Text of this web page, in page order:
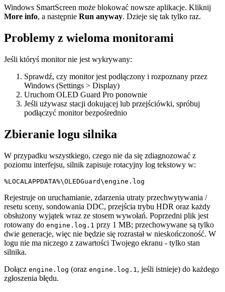
Windows SmartScreen może blokować nowsze aplikacje. Kliknij
More info, a następnie Run anyway. Dzieje się tak tylko raz.
Problemy z wieloma monitorami
Jeśli któryś monitor nie jest wykrywany:
Sprawdź, czy monitor jest podłączony i rozpoznany przez
Windows (Settings > Display)
Uruchom OLED Guard Pro ponownie
Jeśli używasz stacji dokującej lub przejściówki, spróbuj
podłączyć monitor bezpośrednio
Zbieranie logu silnika
W przypadku wszystkiego, czego nie da się zdiagnozować z
poziomu interfejsu, silnik zapisuje rotacyjny log tekstowy w:
Rejestruje on uruchamianie, zdarzenia utraty przechwytywania /
resetu sceny, sondowania DDC, przejścia trybu HDR oraz każdy
obsłużony wyjątek wraz ze stosem wywołań. Poprzedni plik jest
rotowany do engine.log.1 przy 1 MB; przechowywane są tylko
dwie generacje, więc nie będzie się rozrastał w nieskończoność. W
logu nie ma niczego z zawartości Twojego ekranu - tylko stan
silnika.
Dołącz engine.log (oraz engine.log.1, jeśli istnieje) do każdego
zgłoszenia błędu.